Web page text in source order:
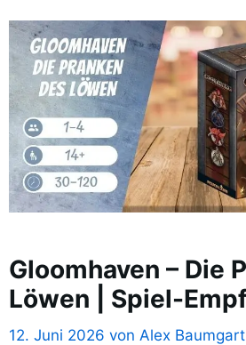
Gloomhaven – Die
Löwen | Spiel-
12. Juni 2026 von Alex